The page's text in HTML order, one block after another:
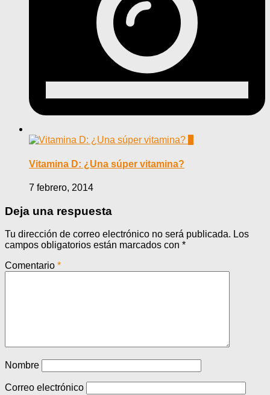
Vitamina D: ¿Una súper vitamina?
7 febrero, 2014
Deja una respuesta
Tu dirección de correo electrónico no será publicada. Los
campos obligatorios están marcados con *
Comentario *
Nombre
Correo electrónico